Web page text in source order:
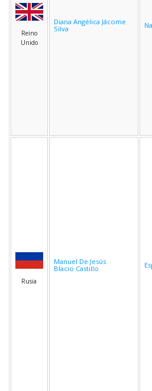
Reino
Unido
Diana Angélica Jácome
Silva
Rusia
Manuel De Jesús
Blacio Castillo